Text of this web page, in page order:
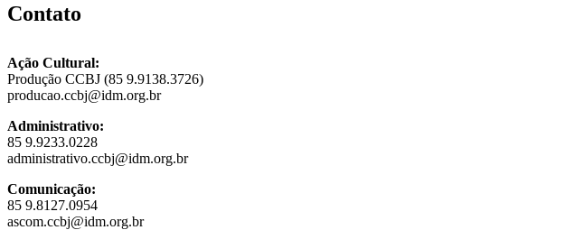
Contato
Ação Cultural:
Produção CCBJ (85 9.9138.3726)
producao.ccbj@idm.org.br
Administrativo:
85 9.9233.0228
administrativo.ccbj@idm.org.br
Comunicação:
85 9.8127.0954
ascom.ccbj@idm.org.br